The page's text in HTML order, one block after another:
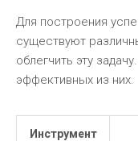
Для построения
существуют
облегчить эту
эффективных из них.
Инструмент